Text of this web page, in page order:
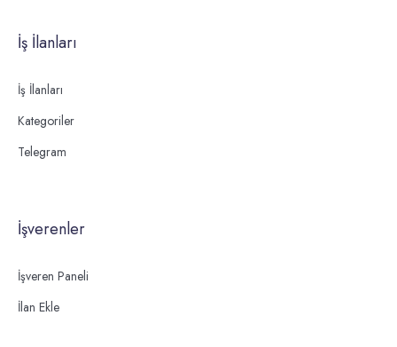
İş İlanları
İş İlanları
Kategoriler
Telegram
İşverenler
İşveren Paneli
İlan Ekle